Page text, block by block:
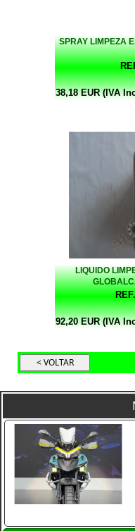
SPRAY LIMPEZA
38,18 EUR (IVA
LIQUIDO
92,20 EUR (IVA